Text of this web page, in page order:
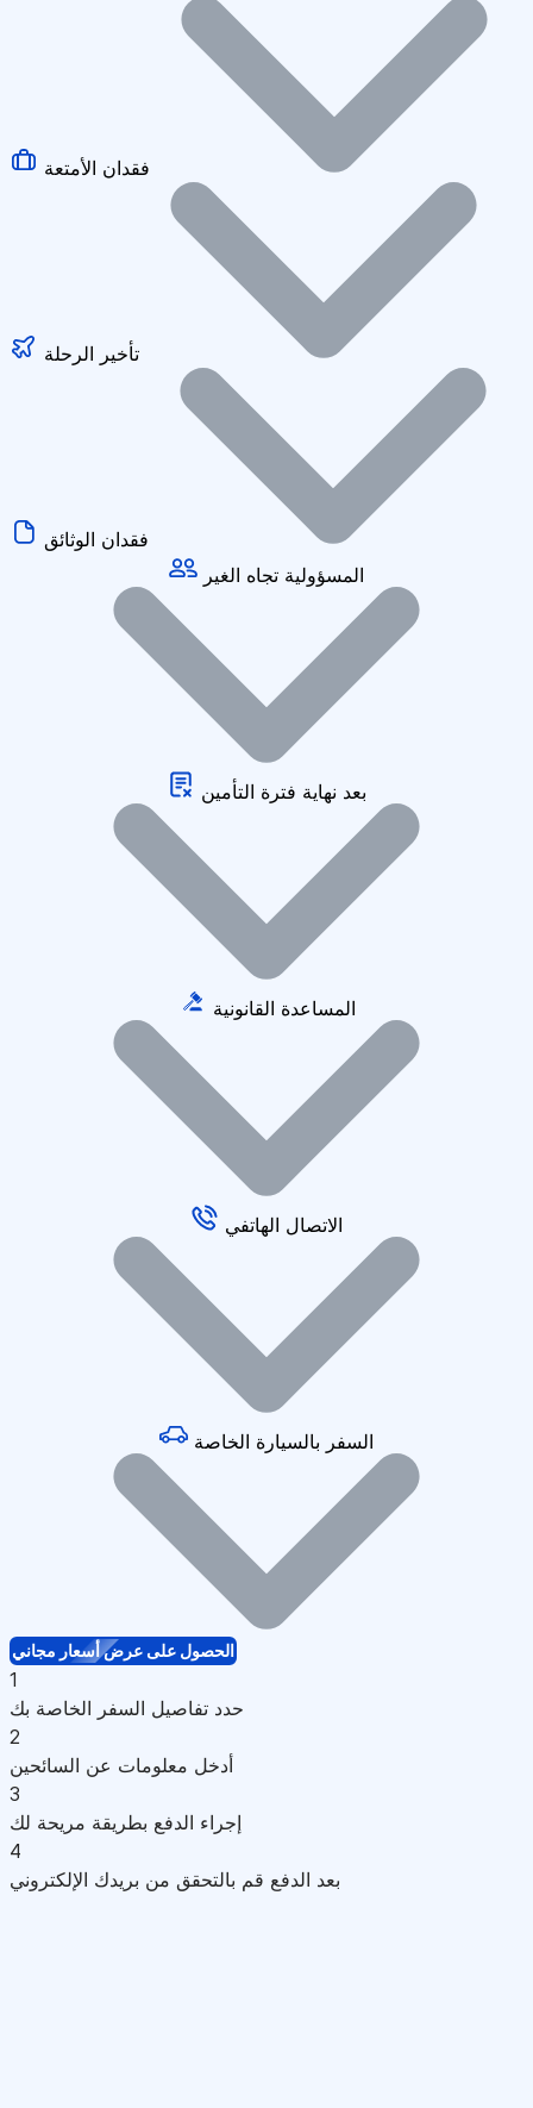
المسؤولية تجاه الغير
بعد نهاية فترة التأمين
المساعدة القانونية
الاتصال الهاتفي
السفر بالسيارة الخاصة
الحصول على عرض أسعار مجاني
1
حدد تفاصيل السفر الخاصة بك
2
أدخل معلومات عن السائحين
3
إجراء الدفع بطريقة مريحة لك
4
بعد الدفع قم بالتحقق من بريدك الإلكتروني